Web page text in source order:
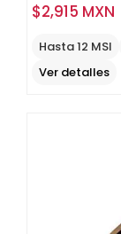
$2,915 MXN
Hasta 12 MSI
Ver detalles